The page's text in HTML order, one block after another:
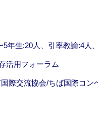
5年生:20人、引率教諭:4人
活用フォーラム
際交流協会/ちば国際コン